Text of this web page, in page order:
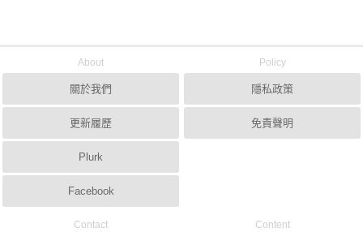
About
關於我們
更新履歷
Plurk
Facebook
Policy
隱私政策
免責聲明
Contact Content